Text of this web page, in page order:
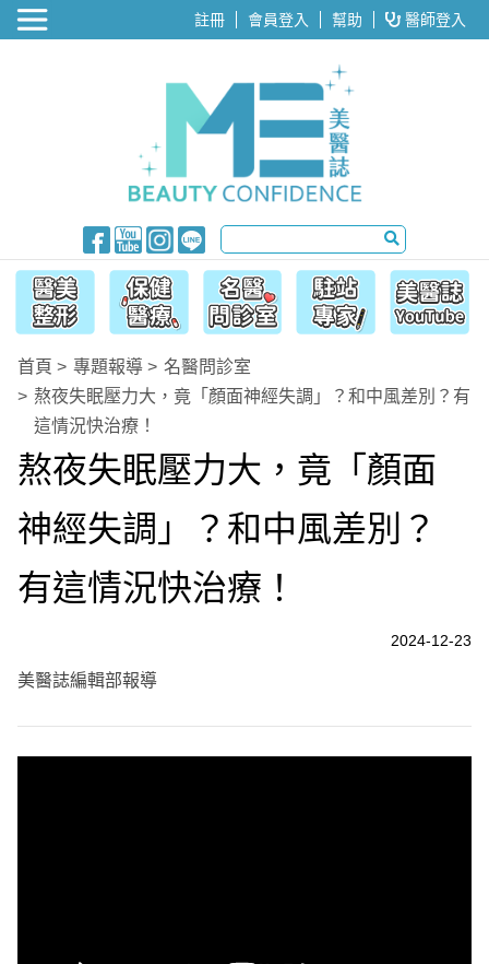
醫美整形 註冊 會員登入 幫助 醫師登入
首頁 專題報導
名醫問診室
熬夜失眠壓力大，竟「顏面神經失調」？和中風差別？有
這情況快治療！
熬夜失眠壓力大，竟「顏面
神經失調」？和中風差別？
有這情況快治療！
2024-12-23
美醫誌編輯部報導